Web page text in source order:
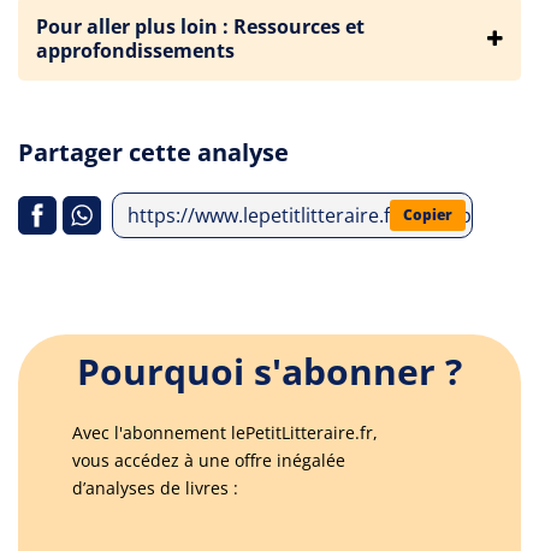
Pour aller plus loin : Ressources et
approfondissements
Partager cette analyse
https://www.lepetitlitteraire.fr/index.php/
Copier
Pourquoi s'abonner ?
Avec l'abonnement lePetitLitteraire.fr,
vous accédez à une offre inégalée
d’analyses de livres :